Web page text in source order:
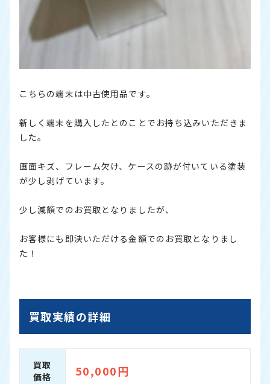
こちらの端末は中古使用品です。
新しく端末を購入したとのことでお持ち込みいただきま
した。
画面キズ、フレーム欠け、ケースの跡が付いている塗装
が少し剥げています。
少し減額でのお買取となりましたが、
お客様にも即決いただける金額でのお買取となりまし
た！
買取実績の詳細
買取
価格
50,000円